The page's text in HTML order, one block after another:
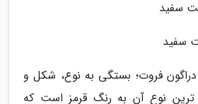
فروت؛ بستگی به نوع، شکل و
ترین نوع آن به رنگ قرمز است که